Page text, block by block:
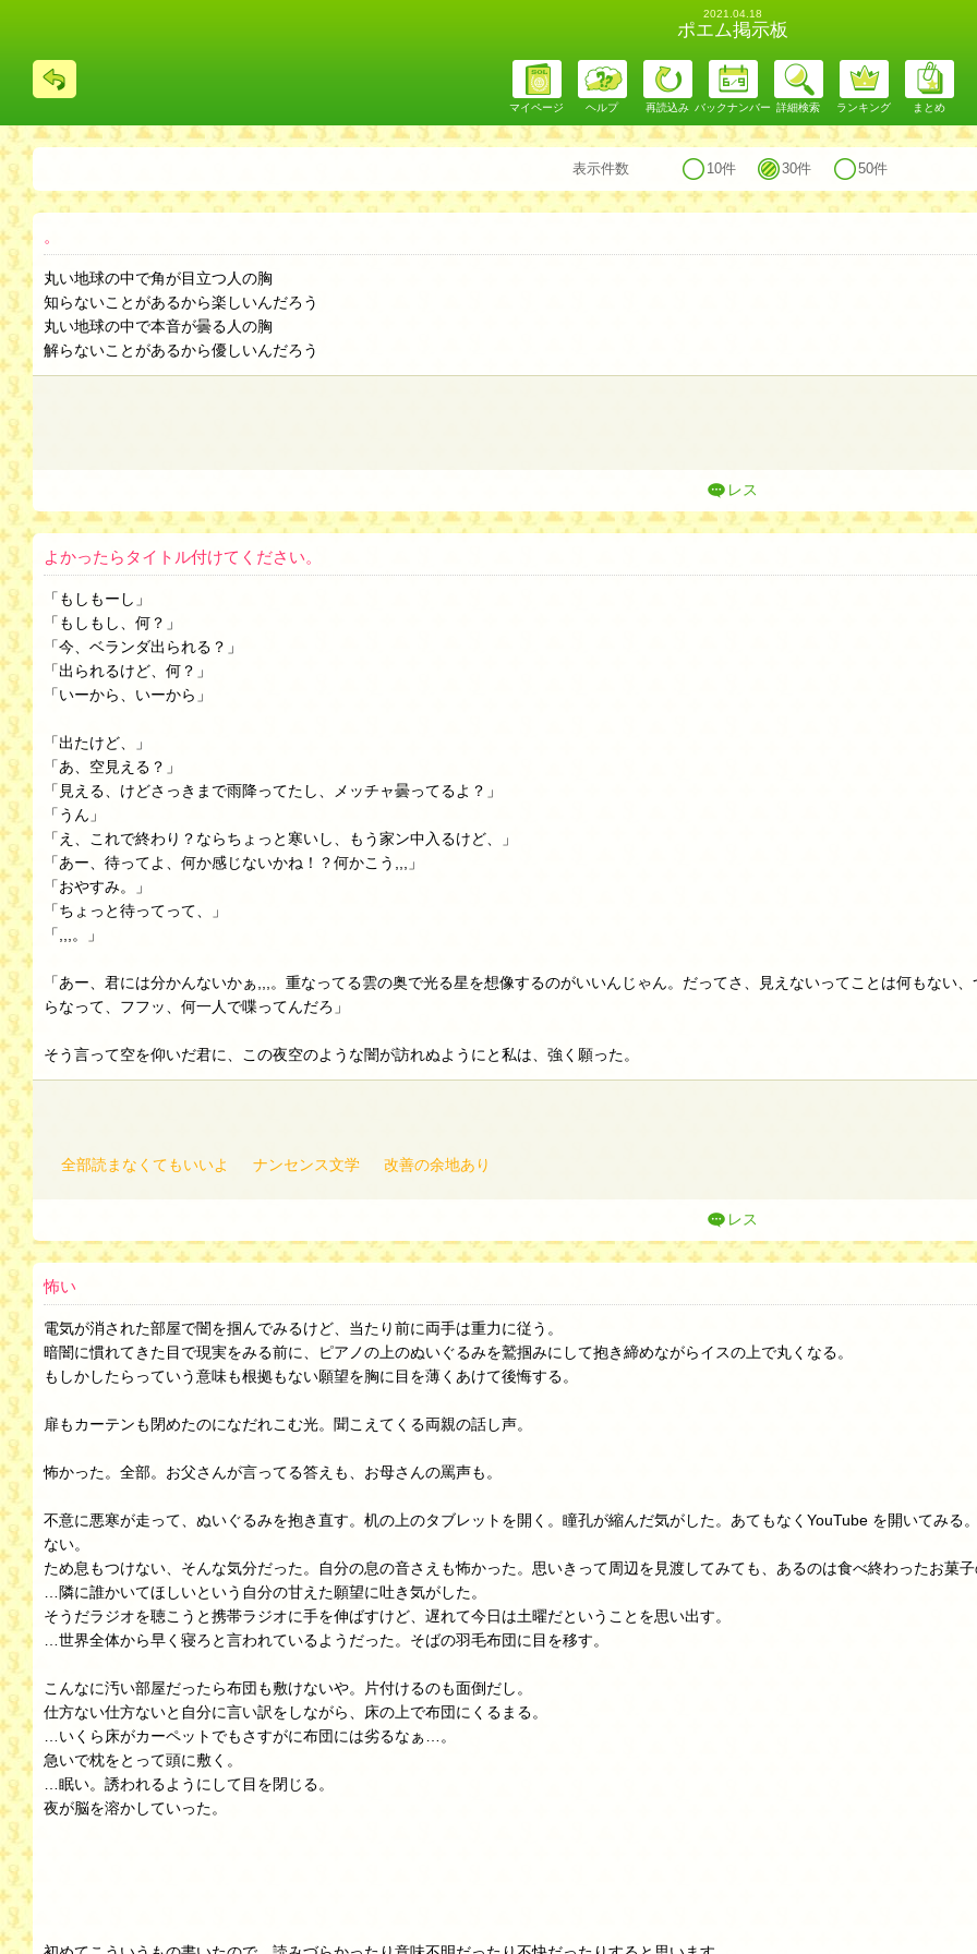
2021.04.18
ポエム掲示板
る
マイページ ヘルプ 再読込み バックナンバー 詳細検索 ランキング まとめ
表示件数 10件 30件 50件
。
丸い地球の中で角が目立つ人の胸
知らないことがあるから楽しいんだろう
丸い地球の中で本音が曇る人の胸
解らないことがあるから優しいんだろう
レス
よかったらタイトル付けてください。
「もしもーし」
「もしもし、何？」
「今、ベランダ出られる？」
「出られるけど、何？」
「いーから、いーから」
「出たけど、」
「あ、空見える？」
「見える、けどさっきまで雨降ってたし、メッチャ曇ってるよ？」
「うん」
「え、これで終わり？ならちょっと寒いし、もう家ン中入るけど、」
「あー、待ってよ、何か感じないかね！？何かこう,,,」
「おやすみ。」
「ちょっと待ってって、」
「,,,。」
「あー、君には分かんないかぁ,,,。重なってる雲の奥で光る星を想像するのがいいんじゃん。だってさ、見えないってことは何もない
らなって、フフッ、何一人で喋ってんだろ」
そう言って空を仰いだ君に、この夜空のような闇が訪れぬようにと私は、強く願った。
全部読まなくてもいいよ ナンセンス文学 改善の余地あり
レス
怖い
電気が消された部屋で闇を掴んでみるけど、当たり前に両手は重力に従う。
暗闇に慣れてきた目で現実をみる前に、ピアノの上のぬいぐるみを鷲掴みにして抱き締めながらイスの上で丸くなる。
もしかしたらっていう意味も根拠もない願望を胸に目を薄くあけて後悔する。
扉もカーテンも閉めたのになだれこむ光。聞こえてくる両親の話し声。
怖かった。全部。お父さんが言ってる答えも、お母さんの罵声も。
不意に悪寒が走って、ぬいぐるみを抱き直す。机の上のタブレットを開く。瞳孔が縮んだ気がした。あてもなくYouTube を開いてみ
ない。
ため息もつけない、そんな気分だった。自分の息の音さえも怖かった。思いきって周辺を見渡してみても、あるのは食べ終わったお菓
…隣に誰かいてほしいという自分の甘えた願望に吐き気がした。
そうだラジオを聴こうと携帯ラジオに手を伸ばすけど、遅れて今日は土曜だということを思い出す。
…世界全体から早く寝ろと言われているようだった。そばの羽毛布団に目を移す。
こんなに汚い部屋だったら布団も敷けないや。片付けるのも面倒だし。
仕方ない仕方ないと自分に言い訳をしながら、床の上で布団にくるまる。
…いくら床がカーペットでもさすがに布団には劣るなぁ…。
急いで枕をとって頭に敷く。
…眠い。誘われるようにして目を閉じる。
夜が脳を溶かしていった。